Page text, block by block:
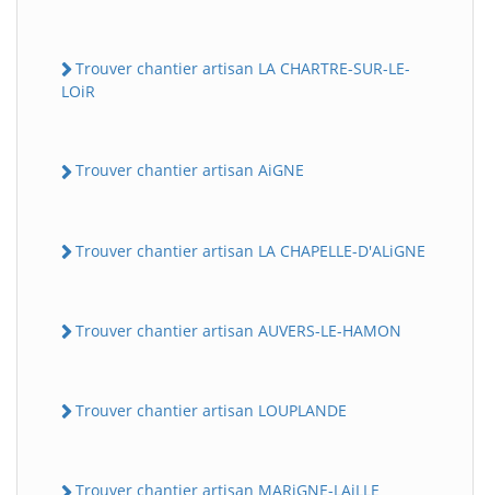
Trouver chantier artisan LA CHARTRE-SUR-LE-
LOiR
Trouver chantier artisan AiGNE
Trouver chantier artisan LA CHAPELLE-D'ALiGNE
Trouver chantier artisan AUVERS-LE-HAMON
Trouver chantier artisan LOUPLANDE
Trouver chantier artisan MARiGNE-LAiLLE